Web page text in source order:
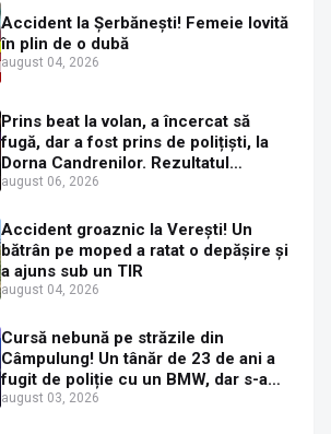
Accident la Șerbănești! Femeie lovită
în plin de o dubă
august 04, 2026
Prins beat la volan, a încercat să
fugă, dar a fost prins de polițiști, la
Dorna Candrenilor. Rezultatul
etilotestului: 1,59 mg/l alcool pur în
august 06, 2026
Accident groaznic la Verești! Un
bătrân pe moped a ratat o depășire și
a ajuns sub un TIR
august 04, 2026
Cursă nebună pe străzile din
Câmpulung! Un tânăr de 23 de ani a
fugit de poliție cu un BMW, dar s-a
oprit într-un gard de pe strada
august 03, 2026